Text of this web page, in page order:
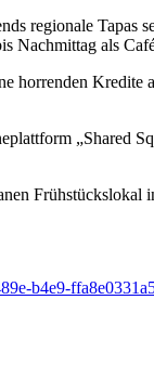
regionale Tapas
Nachmittag als
horrenden Kredite
„Shared
Frühstückslokal
b4e9-